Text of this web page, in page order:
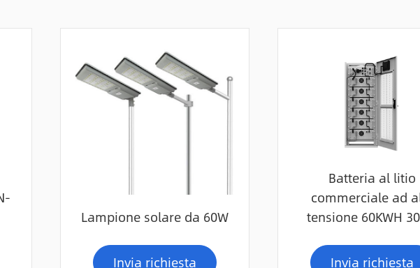
Lampione solare da 60W
Invia richiesta
Batteria al litio
commerciale ad
tensione 60KWH
Invia richiesta